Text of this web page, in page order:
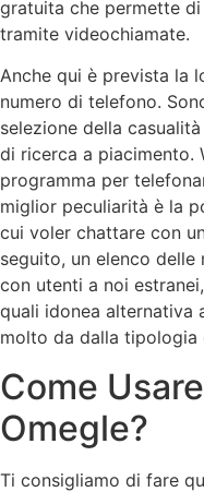
gratuita che permette
tramite videochiamate.
Anche qui è prevista la
numero di telefono.
selezione della
di ricerca a piacimento.
programma per
miglior peculiarità è la
cui voler chattare con
seguito, un elenco
con utenti a noi
quali idonea alternativa
molto da dalla tipologia
Come
Omegle?
Ti consigliamo di fare